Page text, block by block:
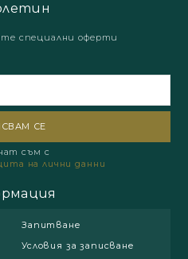
специални оферти
съм с
на лични данни
Запитване
Условия за записване